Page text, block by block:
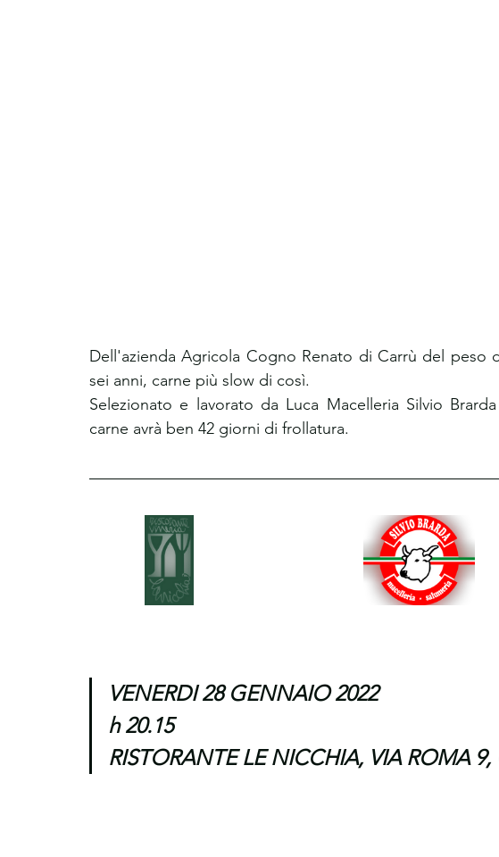
Dell'azienda Agricola Cogno Renato di Carrù del peso
sei anni, carne più slow di così.
Selezionato e lavorato da Luca Macelleria Silvio
carne avrà ben 42 giorni di frollatura.
VENERDI 28 GENNAIO 2022
h 20.15
RISTORANTE LE NICCHIA, VIA ROMA 9,